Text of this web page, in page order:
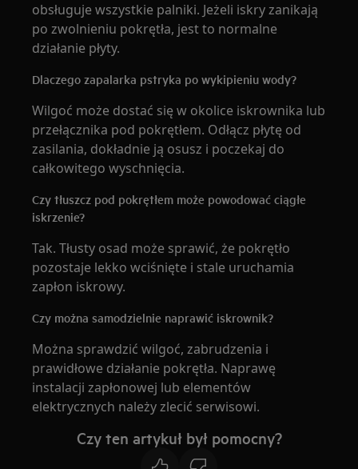
obsługuje wszystkie palniki. Jeżeli iskry zanikają
po zwolnieniu pokrętła, jest to normalne
działanie płyty.
Dlaczego zapalarka pstryka po wykipieniu wody?
Wilgoć może dostać się w okolice iskrownika lub
przełącznika pod pokrętłem. Odłącz płytę od
zasilania, dokładnie ją osusz i poczekaj do
całkowitego wyschnięcia.
Czy tłuszcz pod pokrętłem może powodować ciągłe
iskrzenie?
Tak. Tłusty osad może sprawić, że pokrętło
pozostaje lekko wciśnięte i stale uruchamia
zapłon iskrowy.
Czy można samodzielnie naprawić iskrownik?
Można sprawdzić wilgoć, zabrudzenia i
prawidłowe działanie pokrętła. Naprawę
instalacji zapłonowej lub elementów
elektrycznych należy zlecić serwisowi.
Czy ten artykuł był pomocny?